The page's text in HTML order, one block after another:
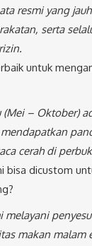
resmi yang
serta
untuk
(Mei – Oktober)
cerah di
bisa dicustom
melayani
makan malam